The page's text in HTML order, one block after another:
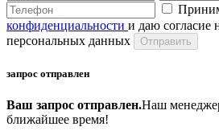
конфиденциальности и даю согласие
персональных данных
запрос отправлен
Ваш запрос отправлен.Наш
ближайшее время!